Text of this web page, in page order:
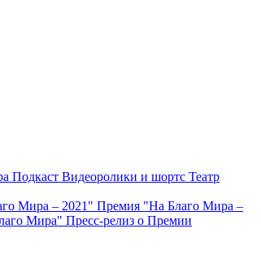
Подкаст Видеоролики и шортс Театр
Мира – 2021" Премия "На Благо Мира –
Мира" Пресс-релиз о Премии